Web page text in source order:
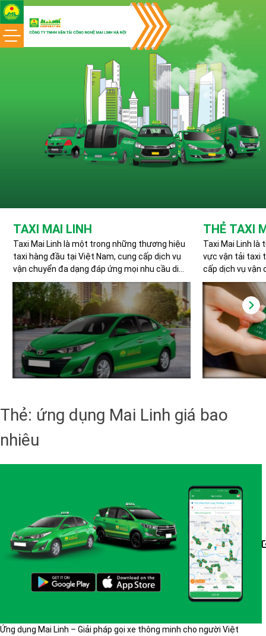
Skip
to
content
TAXI MAI LINH
Taxi Mai Linh là một trong những thương hiệu
taxi hàng đầu tại Việt Nam, cung cấp dịch vụ
vận chuyển đa dạng đáp ứng mọi nhu cầu di
chuyển của người dân. Với tiêu chuẩn dịch vụ
được xây dựng trên nền tảng an toàn, chất
lượng và chuyên nghiệp, Taxi Mai Linh hiện
diện tại tất cả 63 tỉnh thành và các huyện đảo
trên toàn quốc, trở thành sự lựa chọn tin cậy
cho hàng triệu người mỗi năm.
THẺ TAXI
Taxi Mai Linh là
vực vận tải taxi
cấp dịch vụ vận
pháp thanh
phẩm thẻ và
nghiệm cho
nhân. Hệ
loại thẻ trả sau
loại voucher đa
dễ dàng quản
cho các khách
Thẻ: ứng dụng Mai Linh giá bao
nhiêu
Ứng dụng Mai Linh – Giải pháp gọi xe thông minh cho người Việt